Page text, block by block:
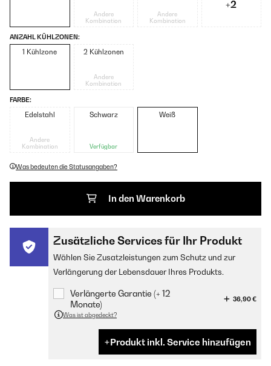
Andere
Kombination
Andere
Kombination
+2
ANZAHL KÜHLZONEN:
1 Kühlzone 2 Kühlzonen
Andere
Kombination
FARBE:
Edelstahl
Andere
Kombination
Schwarz
Verfügbar
Weiß
Was bedeuten die Statusangaben?
In den Warenkorb
Zusätzliche Services für Ihr Produkt
Wählen Sie Zusatzleistungen zum Schutz und zur
Verlängerung der Lebensdauer Ihres Produkts.
Verlängerte Garantie (+ 12
Monate)
36,90 €
Was ist abgedeckt?
Produkt inkl. Service hinzufügen